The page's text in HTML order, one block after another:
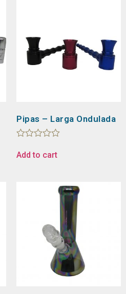
Pipas – Larga Ondulada
0
Add to cart